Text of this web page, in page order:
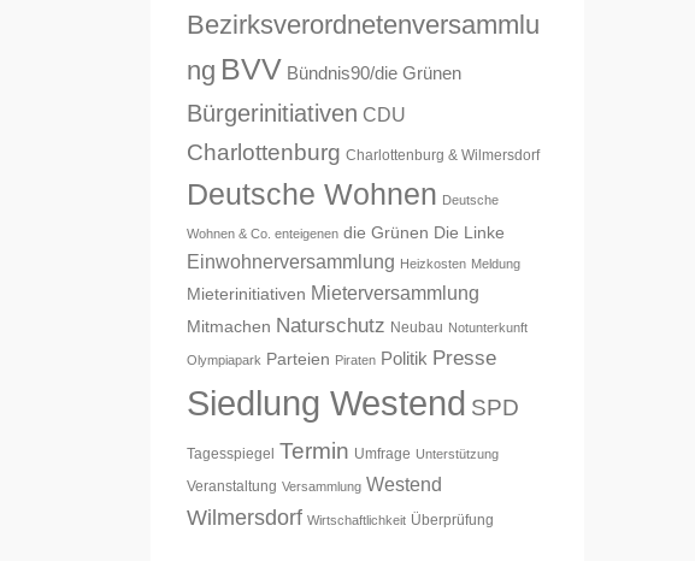
Bezirksverordnetenversammlu
ng BVV Bündnis90/die Grünen
Bürgerinitiativen CDU
Charlottenburg Charlottenburg & Wilmersdorf
Deutsche Wohnen Deutsche
Wohnen & Co. enteigenen die Grünen Die Linke
Einwohnerversammlung Heizkosten Meldung
Mieterinitiativen Mieterversammlung
Mitmachen Naturschutz Neubau Notunterkunft
Olympiapark Parteien Piraten Politik Presse
Siedlung Westend SPD
Tagesspiegel Termin Umfrage Unterstützung
Veranstaltung Versammlung Westend
Wilmersdorf Wirtschaftlichkeit Überprüfung